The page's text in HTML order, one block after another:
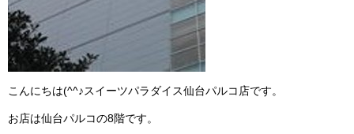
こんにちは(^^♪スイーツパラダイス仙台パルコ店です。
お店は仙台パルコの8階です。